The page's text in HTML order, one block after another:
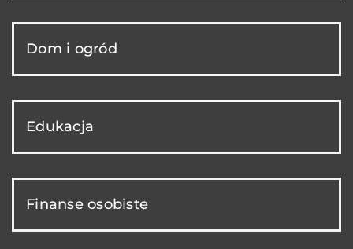
Dom i ogród
Edukacja
Finanse osobiste